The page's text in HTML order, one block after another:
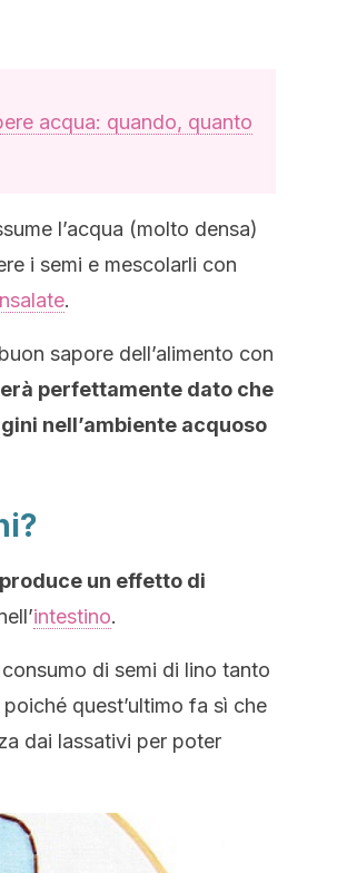
acqua: quando, quanto
l’acqua (molto densa)
i semi e mescolarli con
.
sapore dell’alimento con
perfettamente dato che
nell’ambiente acquoso
un effetto di
intestino.
di semi di lino tanto
quest’ultimo fa sì che
dai lassativi per poter